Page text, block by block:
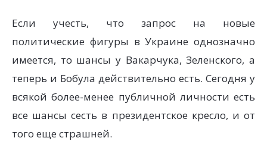
Если учесть, что запрос на новые
политические фигуры в Украине однозначно
имеется, то шансы у Вакарчука, Зеленского, а
теперь и Бобула действительно есть. Сегодня у
всякой более-менее публичной личности есть
все шансы сесть в президентское кресло, и от
того еще страшней.